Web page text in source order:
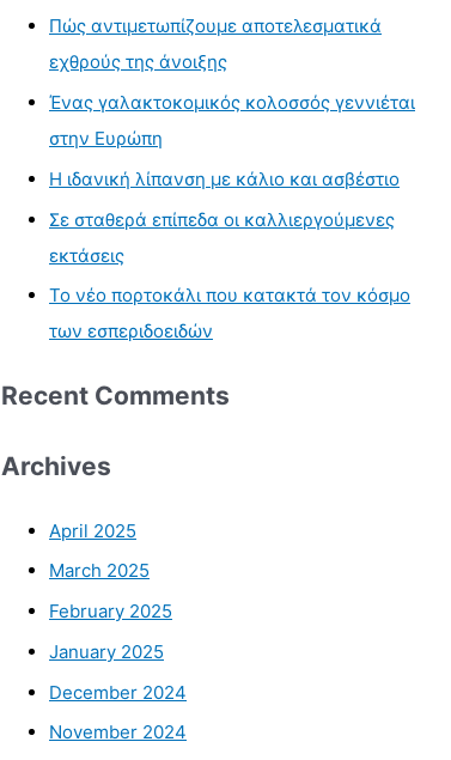
Πώς αντιμετωπίζουμε αποτελεσματικά
εχθρούς της άνοιξης
Ένας γαλακτοκομικός κολοσσός γεννιέται
στην Ευρώπη
Η ιδανική λίπανση με κάλιο και ασβέστιο
Σε σταθερά επίπεδα οι καλλιεργούμενες
εκτάσεις
Το νέο πορτοκάλι που κατακτά τον κόσμο
των εσπεριδοειδών
Recent Comments
Archives
April 2025
March 2025
February 2025
January 2025
December 2024
November 2024